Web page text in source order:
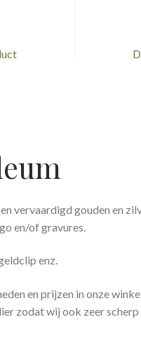
vervaardigd gouden en
en/of gravures.
enz.
en prijzen in onze
zodat wij ook zeer